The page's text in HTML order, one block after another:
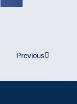
Previous